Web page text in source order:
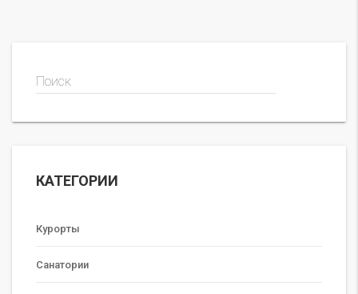
Поиск
КАТЕГОРИИ
Курорты
Санатории